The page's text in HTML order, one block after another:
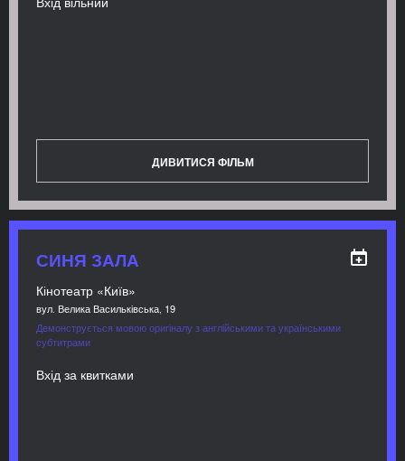
ДИВИТИСЯ ФІЛЬМ
СИНЯ ЗАЛА
Кінотеатр «Київ»
вул. Велика Васильківська, 19
Демонструється мовою оригіналу з англійськими та українськими
субтитрами
Вхід за квитками